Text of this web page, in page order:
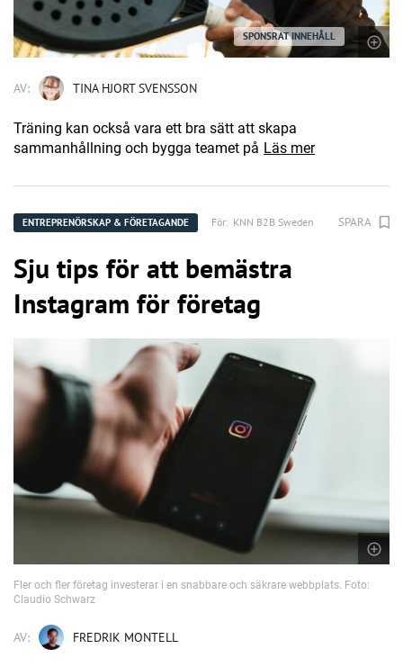
SPONSRAT INNEHÅLL
AV: TINA HJORT SVENSSON
Träning kan också vara ett bra sätt att skapa
sammanhållning och bygga teamet på Läs mer
ENTREPRENÖRSKAP & FÖRETAGANDE För: KNN B2B Sweden SPARA
Sju tips för att bemästra
Instagram för företag
Fler och fler företag investerar i en snabbare och säkrare webbplats. Foto:
Claudio Schwarz
AV: FREDRIK MONTELL